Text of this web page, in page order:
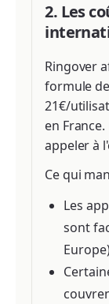
2. Les
Ringover
formule
21€/
en
appeler à
Ce qui
Les
sont